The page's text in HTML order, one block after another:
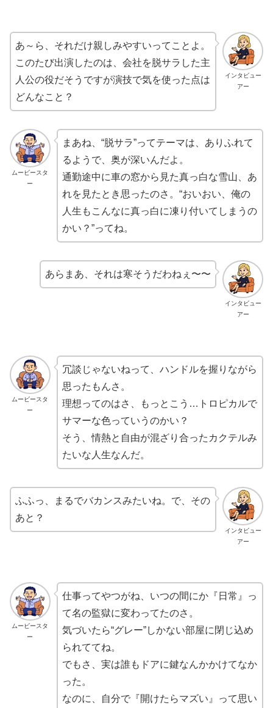
インタビュー
アー
あ～ら、それだけ親しみやすいってことよ。
このたび出演したのは、会社を脱サラした主
人公の役だそうですが演技で気を使った点は
どんなこと？
ムービースタ
ー
まあね、“脱サラ”ってテーマは、ありふれて
るようで、奥が深いんだよ。
通勤途中に車の窓から見た真っ白な雪山、あ
れを見たとき思ったのさ。“おいおい、俺の
人生もこんなに真っ白に凍り付いてしまうの
かい？”ってね。
インタビュー
アー
あらまあ、それは寒そうだわねぇ〜〜
ムービースタ
ー
冗談じゃないねって、ハンドルを握りながら
思ったもんさ。
理想ってのはさ、もっとこう…トロピカルで
サマーな色っていうのかい？
そう、情熱と自由が混ざり合ったカクテルみ
たいな人生なんだ。
インタビュー
アー
ふふっ、まるでバカンスみたいね。で、その
あと？
ムービースタ
ー
仕事ってやつがね、いつの間にか『日常』っ
て名の監獄に変わってたのさ。
気づいたら“グレー”しかない部屋に閉じ込め
られててね。
でもさ、実は誰もドアに鍵なんかかけてなか
った。
なのに、自分で『開けたらマズい』って思い